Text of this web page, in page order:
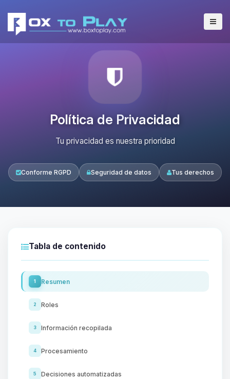
Política de Privacidad
Tu privacidad es nuestra prioridad
Conforme RGPD Seguridad de datos Tus derechos
Tabla de contenido
1 Resumen
2 Roles
3 Información recopilada
4 Procesamiento
5 Decisiones automatizadas